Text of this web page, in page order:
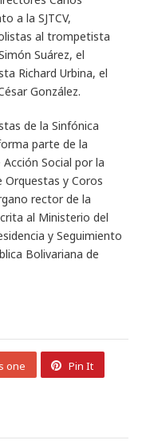
a la SJTCV,
al trompetista
Suárez, el
Richard Urbina, el
González.
de la Sinfónica
parte de la
Social por la
Orquestas y Coros
rector de la
al Ministerio del
y Seguimiento
Bolivariana de
one Pin It